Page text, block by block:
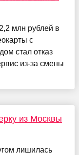
млн рублей в
с
стал отказ
из-за смены
из Москвы
лишилась